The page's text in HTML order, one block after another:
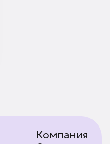
Компания